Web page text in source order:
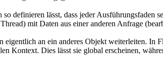
definieren lässt, dass jeder
mit Daten aus einer anderen Anfrage
eigentlich an ein anderes Objekt weiterleiten. In
Kontext. Dies lässt sie global erscheinen,